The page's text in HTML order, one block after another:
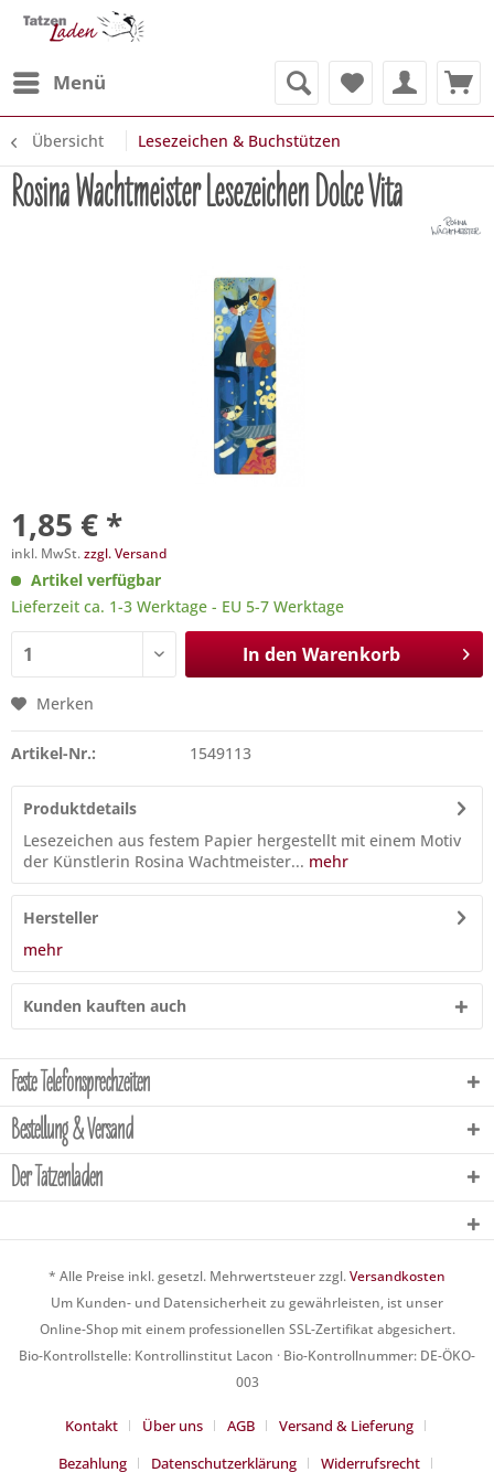
Menü
Übersicht Lesezeichen & Buchstützen
Rosina Wachtmeister Lesezeichen Dolce Vita
1,85 € *
inkl. MwSt.zzgl. Versand
Artikel verfügbar
Lieferzeit ca. 1-3 Werktage - EU 5-7 Werktage
In den Warenkorb
Merken
Artikel-Nr.: 1549113
Produktdetails
Lesezeichen aus festem Papier hergestellt mit einem Motiv
der Künstlerin Rosina Wachtmeister... mehr
Hersteller
mehr
Kunden kauften auch
Feste Telefonsprechzeiten
Bestellung & Versand
Der Tatzenladen
* Alle Preise inkl. gesetzl. Mehrwertsteuer zzgl.Versandkosten
Um Kunden- und Datensicherheit zu gewährleisten, ist unser
Online-Shop mit einem professionellen SSL-Zertifikat abgesichert.
Bio-Kontrollstelle: Kontrollinstitut Lacon · Bio-Kontrollnummer: DE-ÖKO-
003
Kontakt Über uns AGB
Versand & Lieferung
Bezahlung
Datenschutzerklärung Widerrufsrecht